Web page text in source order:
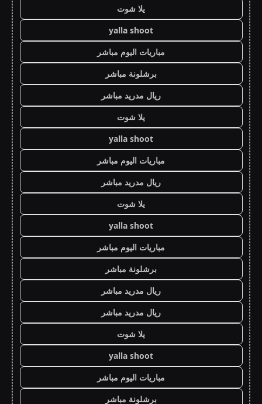
يلا شوت
yalla shoot
مباريات اليوم مباشر
برشلونة مباشر
ريال مدريد مباشر
يلا شوت
yalla shoot
مباريات اليوم مباشر
ريال مدريد مباشر
يلا شوت
yalla shoot
مباريات اليوم مباشر
برشلونة مباشر
ريال مدريد مباشر
ريال مدريد مباشر
يلا شوت
yalla shoot
مباريات اليوم مباشر
برشلونة مباشر